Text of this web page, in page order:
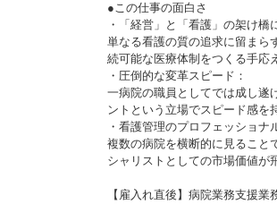
●この仕事の面白さ
・「経営」と「看護」の架け橋
単なる看護の質の追求に留まら
続可能な医療体制をつくる手応
・圧倒的な変革スピード：
一病院の職員としてでは成し遂
ントという立場でスピード感を
・看護管理のプロフェッショナ
複数の病院を横断的に見ること
シャリストとしての市場価値が
【雇入れ直後】病院業務支援